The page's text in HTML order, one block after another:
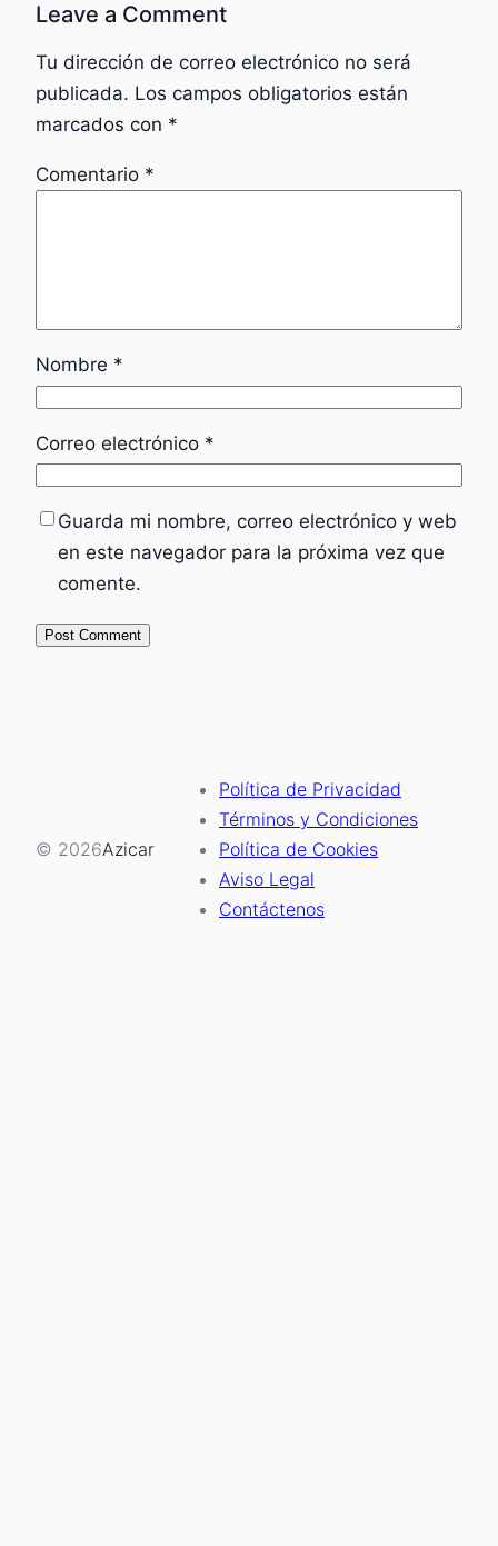
Leave a Comment
Tu dirección de correo electrónico no será
publicada. Los campos obligatorios están
marcados con *
Comentario *
Nombre *
Correo electrónico *
Guarda mi nombre, correo electrónico y web
en este navegador para la próxima vez que
comente.
© 2026Azicar
Política de Privacidad
Términos y Condiciones
Política de Cookies
Aviso Legal
Contáctenos